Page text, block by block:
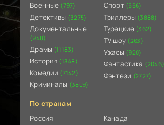
Военные (797)
Детективы (3275)
Документальные
(948)
Драмы (11183)
История (1348)
Комедии (7142)
Криминалы (3809)
Спорт (556)
Триллеры (3888)
Турецкие (362)
TV шоу (263)
Ужасы (920)
Фантастика (2046)
Фэнтези (2727)
По странам
Россия
Канада